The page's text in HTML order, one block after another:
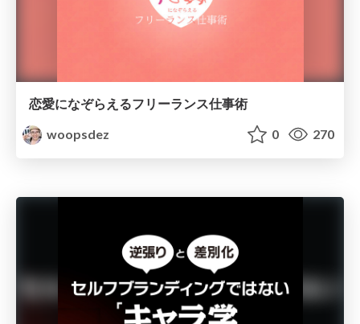
恋愛になぞらえるフリーランス仕事術
woopsdez
0 270